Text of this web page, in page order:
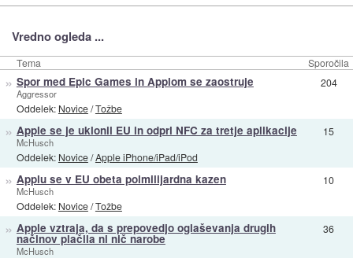
Vredno ogleda ...
Tema Sporočila
» Spor med Epic Games in Applom se zaostruje
Aggressor
Oddelek: Novice/Tožbe
204
» Apple se je uklonil EU in odprl NFC za tretje aplikacije
McHusch
Oddelek: Novice/Apple iPhone/iPad/iPod
15
» Applu se v EU obeta polmilijardna kazen
McHusch
Oddelek: Novice/Tožbe
10
» Apple vztraja, da s prepovedjo oglaševanja drugih
načinov plačila ni nič narobe
McHusch
36